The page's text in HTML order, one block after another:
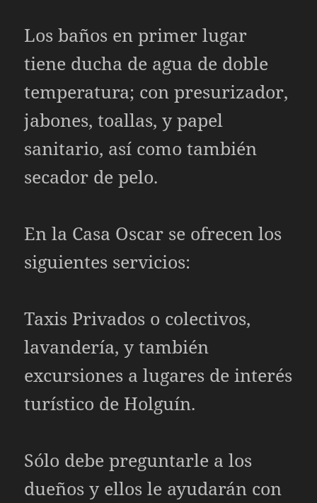
Los baños en primer lugar
tiene ducha de agua de doble
temperatura; con presurizador,
jabones, toallas, y papel
sanitario, así como también
secador de pelo.
En la Casa Oscar se ofrecen los
siguientes servicios:
Taxis Privados o colectivos,
lavandería, y también
excursiones a lugares de interés
turístico de Holguín.
Sólo debe preguntarle a los
dueños y ellos le ayudarán con